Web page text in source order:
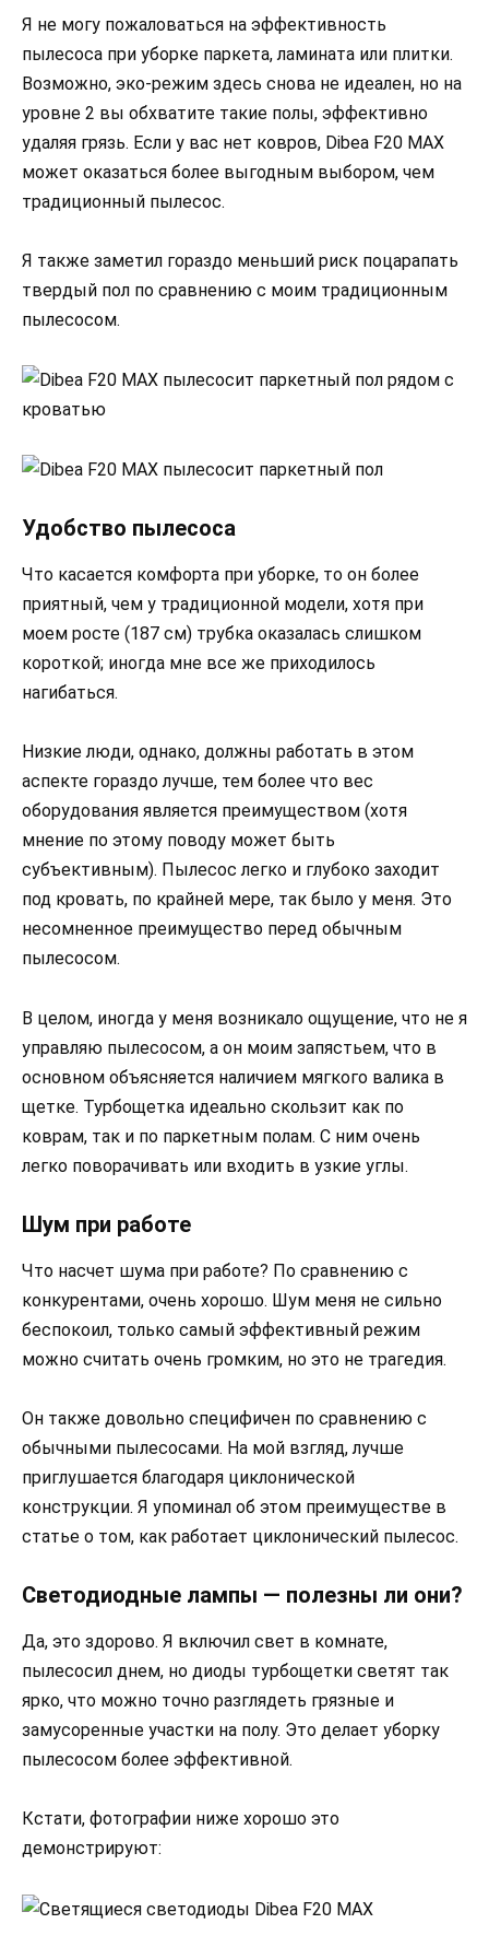
Я не могу пожаловаться на эффективность
пылесоса при уборке паркета, ламината или плитки.
Возможно, эко-режим здесь снова не идеален, но на
уровне 2 вы обхватите такие полы, эффективно
удаляя грязь. Если у вас нет ковров, Dibea F20 MAX
может оказаться более выгодным выбором, чем
традиционный пылесос.
Я также заметил гораздо меньший риск поцарапать
твердый пол по сравнению с моим традиционным
пылесосом.
Удобство пылесоса
Что касается комфорта при уборке, то он более
приятный, чем у традиционной модели, хотя при
моем росте (187 см) трубка оказалась слишком
короткой; иногда мне все же приходилось
нагибаться.
Низкие люди, однако, должны работать в этом
аспекте гораздо лучше, тем более что вес
оборудования является преимуществом (хотя
мнение по этому поводу может быть
субъективным). Пылесос легко и глубоко заходит
под кровать, по крайней мере, так было у меня. Это
несомненное преимущество перед обычным
пылесосом.
В целом, иногда у меня возникало ощущение, что не я
управляю пылесосом, а он моим запястьем, что в
основном объясняется наличием мягкого валика в
щетке. Турбощетка идеально скользит как по
коврам, так и по паркетным полам. С ним очень
легко поворачивать или входить в узкие углы.
Шум при работе
Что насчет шума при работе? По сравнению с
конкурентами, очень хорошо. Шум меня не сильно
беспокоил, только самый эффективный режим
можно считать очень громким, но это не трагедия.
Он также довольно специфичен по сравнению с
обычными пылесосами. На мой взгляд, лучше
приглушается благодаря циклонической
конструкции. Я упоминал об этом преимуществе в
статье о том, как работает циклонический пылесос.
Светодиодные лампы — полезны ли они?
Да, это здорово. Я включил свет в комнате,
пылесосил днем, но диоды турбощетки светят так
ярко, что можно точно разглядеть грязные и
замусоренные участки на полу. Это делает уборку
пылесосом более эффективной.
Кстати, фотографии ниже хорошо это
демонстрируют: